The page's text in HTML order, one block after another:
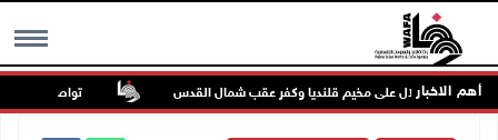
MENU أهم الاخبار تواصل انتهاكات